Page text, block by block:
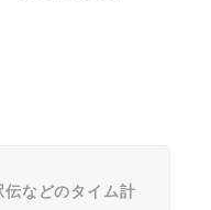
伝などのタイム計